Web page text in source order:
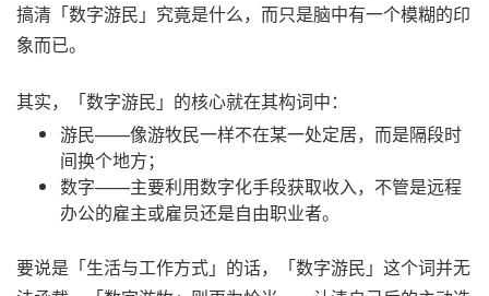
搞清「数字游民」究竟是什么，而只是脑中有一个模糊的印
象而已。
其实，「数字游民」的核心就在其构词中：
游民——像游牧民一样不在某一处定居，而是隔段时
间换个地方；
数字——主要利用数字化手段获取收入，不管是远程
办公的雇主或雇员还是自由职业者。
要说是「生活与工作方式」的话，「数字游民」这个词并无